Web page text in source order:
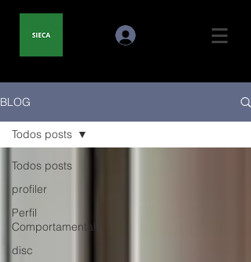
BLOG
Todos posts
profiler
Perfil
Comportamental
disc
Todos posts